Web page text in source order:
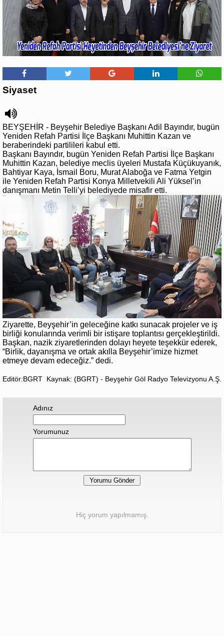
Siyaset
BEYŞEHİR - Beyşehir Belediye Başkanı Adil Bayındır, bugün
Yeniden Refah Partisi İlçe Başkanı Muhittin Kazan ve
beraberindeki partilileri kabul etti.
Başkanı Bayındır, bugün Yeniden Refah Partisi İlçe Başkanı
Muhittin Kazan, belediye meclis üyeleri Mustafa Küçükuyanık,
Bahtiyar Kaya, İsmail Boru, Murat Alaboğa ve Fatma Yetgin
ile Yeniden Refah Partisi Konya Milletvekili Ali Yüksel’in
danışmanı Metin Telli’yi belediyede misafir etti.
Ziyarette, Beyşehir’in geleceğine katkı sunacak projeler ve iş
birliği konularında verimli bir istişare toplantısı gerçekleştirildi.
Başkan, nazik ziyaretlerinden dolayı heyete teşekkür ederek,
“Birlik, dayanışma ve ortak akılla Beyşehir’imize hizmet
etmeye devam edeceğiz.” dedi.
Editör:BGRT Kaynak: (BGRT) - Beyşehir Göl Radyo Televizyonu A.Ş.
Adınız
Yorumunuz
Hiç yorum yapılmamış.